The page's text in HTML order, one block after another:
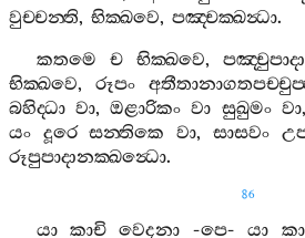
වුච‍්චන‍්ති, භික‍්ඛවෙ, පඤ‍්චක‍්ඛන්‍ධා.
කතමෙ
ච භික‍්ඛවෙ,
භික‍්ඛවෙ, රූපං
බහිද‍්ධා වා,ඔළාරිකං වා සුඛුමං වා,
යං දූරෙ සන‍්තිකෙ වා, සාසවං
රූපුපාදානක‍්ඛන්‍ධො.
86
යා කාචි වෙදනා -පෙ-යා